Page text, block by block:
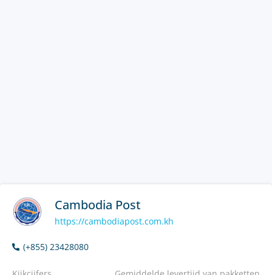
Cambodia Post
https://cambodiapost.com.kh
(+855) 23428080